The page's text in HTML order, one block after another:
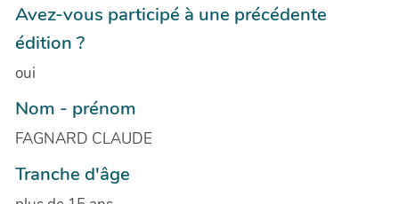
Avez-vous participé à une précédente
édition ?
oui
Nom - prénom
FAGNARD CLAUDE
Tranche d'âge